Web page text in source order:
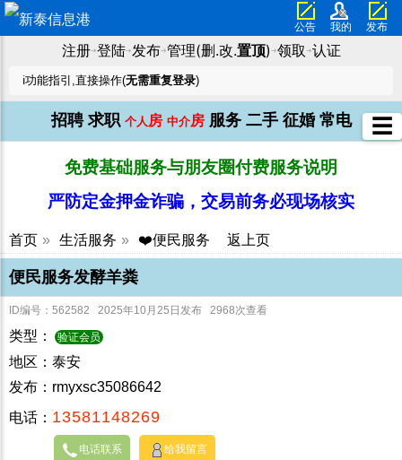
公告 我的 发布
注册➜登陆➜发布➜管理(删.改.置顶) ➜领取 ➜认证
ℹ️功能指引,直接操作(无需重复登录)
招聘 求职 个人 房 中介房 服务 二手 征婚 常电
免费基础服务与朋友圈付费服务说明
严防定金押金诈骗，交易前务必现场核实
首页 » 生活服务 » ❤️便民服务 返上页
便民服务发酵羊粪
ID编号：562582 2025年10月25日发布 2968次查看
类型： 验证会员
地区：泰安
发布：rmyxsc35086642
电话： 13581148269
电话联系 给我留言
☰